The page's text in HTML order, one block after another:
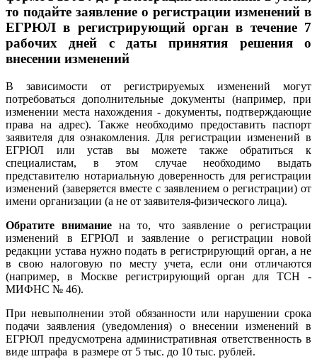
то подайте заявление о регистрации изменений в
ЕГРЮЛ в регистрирующий орган в течение 7
рабочих дней с даты принятия решения о
внесении изменений
В зависимости от регистрируемых изменений могут
потребоваться дополнительные документы (например, при
изменении места нахождения - документы, подтверждающие
права на адрес). Также необходимо предоставить паспорт
заявителя для ознакомления. Для регистрации изменений в
ЕГРЮЛ или устав вы можете также обратиться к
специалистам, в этом случае необходимо выдать
представителю нотариальную доверенность для регистрации
изменений (заверяется вместе с заявлением о регистрации) от
имени организации (а не от заявителя-физического лица).
Обратите внимание на то, что заявление о регистрации
изменений в ЕГРЮЛ и заявление о регистрации новой
редакции устава нужно подать в регистрирующий орган, а не
в свою налоговую по месту учета, если они отличаются
(например, в Москве регистрирующий орган для ТСН -
МИФНС № 46).
При невыполнении этой обязанности или нарушении срока
подачи заявления (уведомления) о внесении изменений в
ЕГРЮЛ предусмотрена административная ответственность в
виде штрафа в размере от 5 тыс. до 10 тыс. рублей.